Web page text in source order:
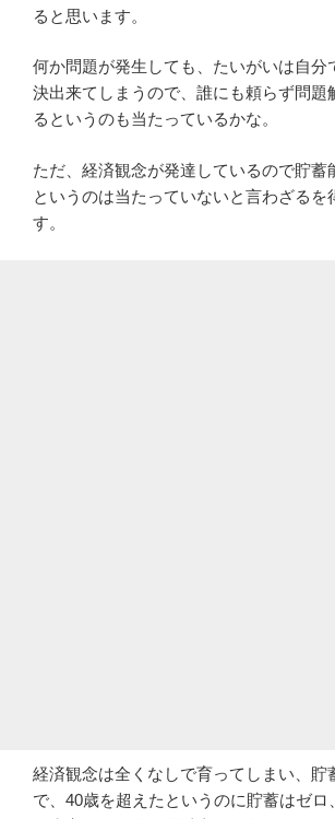
ると思います。
何か問題が発生しても、たいがいは自分
決出来てしまうので、誰にも頼らず問題
るというのも当たっているかな。
ただ、経済観念が発達しているので貯蓄
というのは当たっていないと言わざるを
す。
経済観念は全くなしで育ってしまい、貯
で、40歳を超えたというのに貯蓄はゼロ